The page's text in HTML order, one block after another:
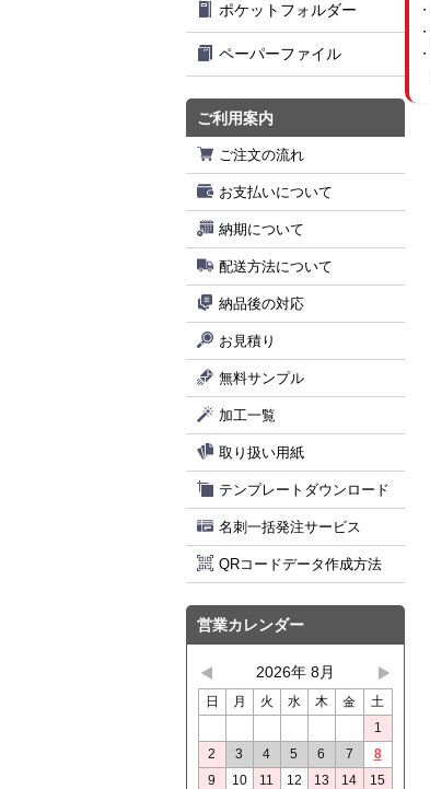
ポケットフォルダー
ペーパーファイル
ご利用案内
ご注文の流れ
お支払いについて
納期について
配送方法について
納品後の対応
お見積り
無料サンプル
加工一覧
取り扱い用紙
テンプレートダウンロード
名刺一括発注サービス
QRコードデータ作成方法
営業カレンダー
2026年 8月
日 月 火 水 木 金
土
1
2
3 4 5 6 7
8
9
10 11 12 13 14
15